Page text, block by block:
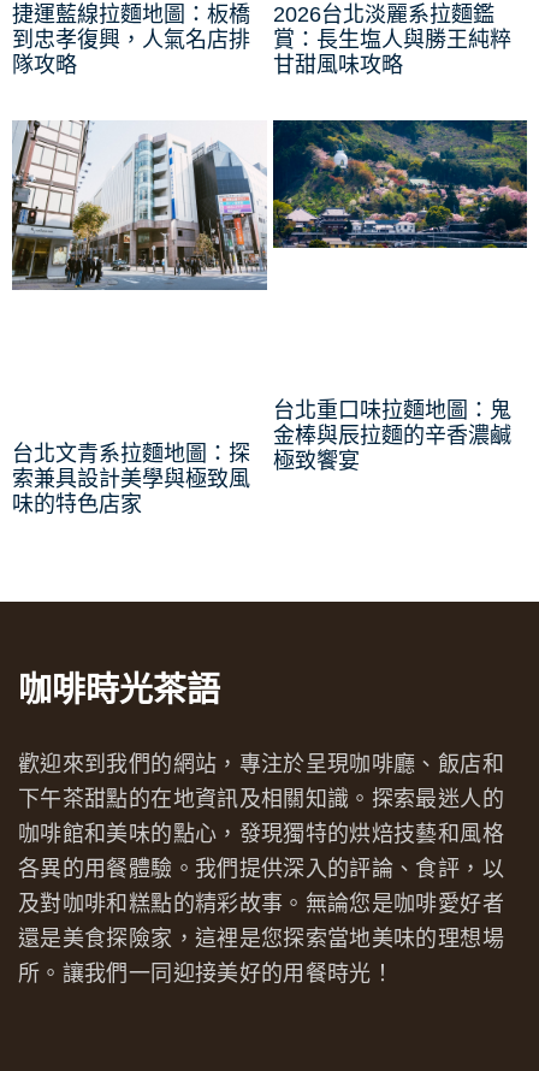
捷運藍線拉麵地圖：板橋
到忠孝復興，人氣名店排
隊攻略
2026台北淡麗系拉麵鑑
賞：長生塩人與勝王純粹
甘甜風味攻略
台北文青系拉麵地圖：探
索兼具設計美學與極致風
味的特色店家
台北重口味拉麵地圖：鬼
金棒與辰拉麵的辛香濃鹹
極致饗宴
咖啡時光茶語
歡迎來到我們的網站，專注於呈現咖啡廳、飯店和
下午茶甜點的在地資訊及相關知識。探索最迷人的
咖啡館和美味的點心，發現獨特的烘焙技藝和風格
各異的用餐體驗。我們提供深入的評論、食評，以
及對咖啡和糕點的精彩故事。無論您是咖啡愛好者
還是美食探險家，這裡是您探索當地美味的理想場
所。讓我們一同迎接美好的用餐時光！